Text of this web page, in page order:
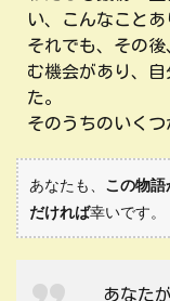
い、こんなことあ
それでも、その
む機会があり、
た。
そのうちのいくつ
あなたも、 この物
だければ幸いです。
あなた